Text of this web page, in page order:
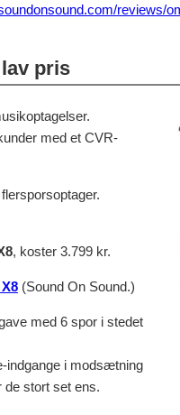
reviews/
pris
med et CVR-
, koster 3.799 kr.
(Sound On Sound.)
med 6 spor i stedet
indgange i modsætning
de stort set ens.